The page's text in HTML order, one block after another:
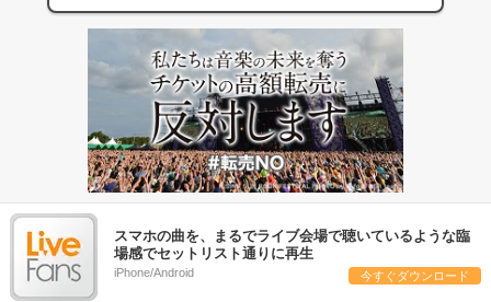
スマホの曲を、まるでライブ会場で聴いているような臨
場感でセットリスト通りに再生
iPhone/Android 今すぐダウンロード